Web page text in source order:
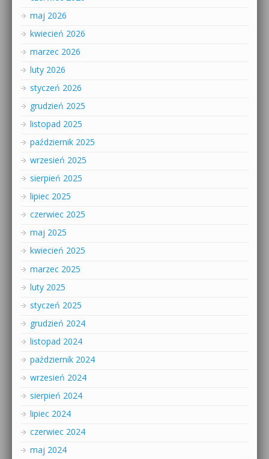
maj 2026
kwiecień 2026
marzec 2026
luty 2026
styczeń 2026
grudzień 2025
listopad 2025
październik 2025
wrzesień 2025
sierpień 2025
lipiec 2025
czerwiec 2025
maj 2025
kwiecień 2025
marzec 2025
luty 2025
styczeń 2025
grudzień 2024
listopad 2024
październik 2024
wrzesień 2024
sierpień 2024
lipiec 2024
czerwiec 2024
maj 2024